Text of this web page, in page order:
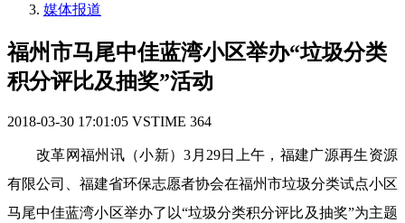
媒体报道
福州市马尾中佳蓝湾小区举办“垃圾分类
积分评比及抽奖”活动
2018-03-30 17:01:05 VSTIME 364
改革网福州讯（小新）3 月 29日上午，福建广源再生资源
有限公司、福建省环保志愿者协会在福州市垃圾分类试点小区
马尾中佳蓝湾小区举办了以“垃圾分类积分评比及抽奖”为主题